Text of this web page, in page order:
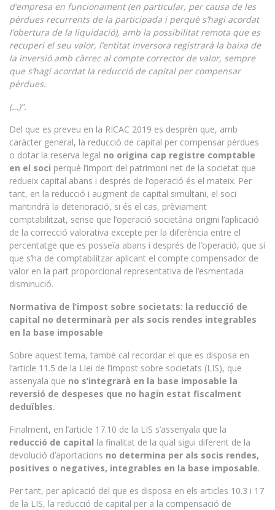
d’empresa en funcionament (en particular, per causa de les
pèrdues recurrents de la participada i perquè s’hagi acordat
l’obertura de la liquidació), amb la possibilitat remota que es
recuperi el seu valor, l’entitat inversora registrarà la baixa de
la inversió amb càrrec al compte corrector de valor, sempre
que s’hagi acordat la reducció de capital per compensar
pèrdues.
(…)”.
Del que es preveu en la RICAC 2019 es desprèn que, amb
caràcter general, la reducció de capital per compensar pèrdues
o dotar la reserva legal no origina cap registre comptable
en el soci perquè l’import del patrimoni net de la societat que
redueix capital abans i després de l’operació és el mateix. Per
tant, en la reducció i augment de capital simultani, el soci
mantindrà la deterioració, si és el cas, prèviament
comptabilitzat, sense que l’operació societària origini l’aplicació
de la correcció valorativa excepte per la diferència entre el
percentatge que es posseïa abans i després de l’operació, que sí
que s’ha de comptabilitzar aplicant el compte compensador de
valor en la part proporcional representativa de l’esmentada
disminució.
Normativa de l’impost sobre societats: la reducció de
capital no determinarà per als socis rendes integrables
en la base imposable
Sobre aquest tema, també cal recordar el que es disposa en
l’article 11.5 de la Llei de l’impost sobre societats (LIS), que
assenyala que no s’integrarà en la base imposable la
reversió de despeses que no hagin estat fiscalment
deduïbles.
Finalment, en l’article 17.10 de la LIS s’assenyala que la
reducció de capital la finalitat de la qual sigui diferent de la
devolució d’aportacions no determina per als socis rendes,
positives o negatives, integrables en la base imposable.
Per tant, per aplicació del que es disposa en els articles 10.3 i 17
de la LIS, la reducció de capital per a la compensació de